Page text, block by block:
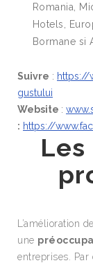
Romania,
Hotels,
Bormane si
Suivre : https://
gustului
Website :
: https://
L’amélioration
une
entreprises. Par